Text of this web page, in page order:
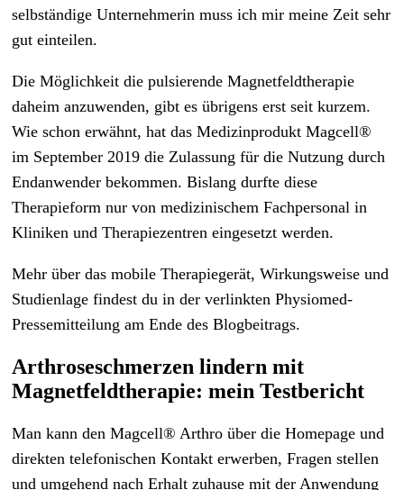
selbständige Unternehmerin muss ich mir meine Zeit sehr
gut einteilen.
Die Möglichkeit die pulsierende Magnetfeldtherapie
daheim anzuwenden, gibt es übrigens erst seit kurzem.
Wie schon erwähnt, hat das Medizinprodukt Magcell®
im September 2019 die Zulassung für die Nutzung durch
Endanwender bekommen. Bislang durfte diese
Therapieform nur von medizinischem Fachpersonal in
Kliniken und Therapiezentren eingesetzt werden.
Mehr über das mobile Therapiegerät, Wirkungsweise und
Studienlage findest du in der verlinkten Physiomed-
Pressemitteilung am Ende des Blogbeitrags.
Arthroseschmerzen lindern mit
Magnetfeldtherapie: mein Testbericht
Man kann den Magcell® Arthro über die Homepage und
direkten telefonischen Kontakt erwerben, Fragen stellen
und umgehend nach Erhalt zuhause mit der Anwendung